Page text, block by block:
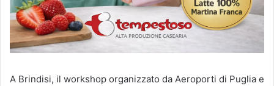
A Brindisi, il workshop organizzato da Aeroporti di Puglia e